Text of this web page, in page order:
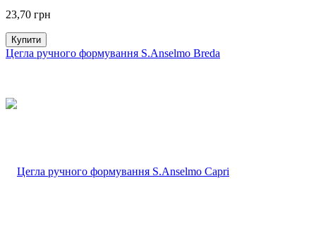
23,70 грн
Купити
Цегла ручного формування S.Anselmo Breda